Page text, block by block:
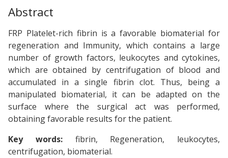
Abstract
FRP Platelet-rich fibrin is a favorable biomaterial for
regeneration and Immunity, which contains a large
number of growth factors, leukocytes and cytokines,
which are obtained by centrifugation of blood and
accumulated in a single fibrin clot. Thus, being a
manipulated biomaterial, it can be adapted on the
surface where the surgical act was performed,
obtaining favorable results for the patient.
Key words:fibrin, Regeneration, leukocytes,
centrifugation, biomaterial.